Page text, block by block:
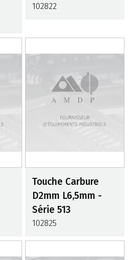
102822
Touche Carbure
D2mm L6,5mm -
Série 513
102825